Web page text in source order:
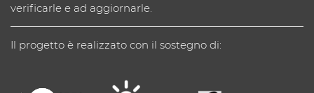
verificarle e ad aggiornarle.
Il progetto è realizzato con il sostegno di: